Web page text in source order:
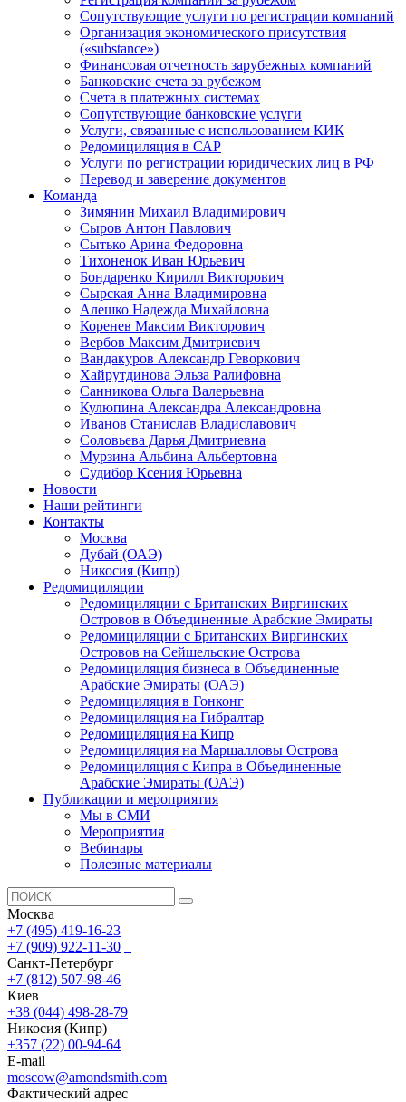
Сопутствующие услуги по регистрации компаний
Организация экономического присутствия
(«substance»)
Финансовая отчетность зарубежных компаний
Банковские счета за рубежом
Счета в платежных системах
Сопутствующие банковские услуги
Услуги, связанные с использованием КИК
Редомициляция в САР
Услуги по регистрации юридических лиц в РФ
Перевод и заверение документов
Команда
Зимянин Михаил Владимирович
Сыров Антон Павлович
Сытько Арина Федоровна
Тихоненок Иван Юрьевич
Бондаренко Кирилл Викторович
Сырская Анна Владимировна
Алешко Надежда Михайловна
Коренев Максим Викторович
Вербов Максим Дмитриевич
Вандакуров Александр Геворкович
Хайрутдинова Эльза Ралифовна
Санникова Ольга Валерьевна
Кулюпина Александра Александровна
Иванов Станислав Владиславович
Соловьева Дарья Дмитриевна
Мурзина Альбина Альбертовна
Судибор Ксения Юрьевна
Новости
Наши рейтинги
Контакты
Москва
Дубай (ОАЭ)
Никосия (Кипр)
Редомициляции
Редомициляции с Британских Виргинских
Островов в Объединенные Арабские Эмираты
Редомициляции с Британских Виргинских
Островов на Сейшельские Острова
Редомициляция бизнеса в Объединенные
Арабские Эмираты (ОАЭ)
Редомициляция в Гонконг
Редомициляция на Гибралтар
Редомициляция на Кипр
Редомициляция на Маршалловы Острова
Редомициляция с Кипра в Объединенные
Арабские Эмираты (ОАЭ)
Публикации и мероприятия
Мы в СМИ
Мероприятия
Вебинары
Полезные материалы
Москва
+7 (495) 419-16-23
+7 (909) 922-11-30
Санкт-Петербург
+7 (812) 507-98-46
Киев
+38 (044) 498-28-79
Никосия (Кипр)
+357 (22) 00-94-64
E-mail
moscow@amondsmith.com
Фактический адрес